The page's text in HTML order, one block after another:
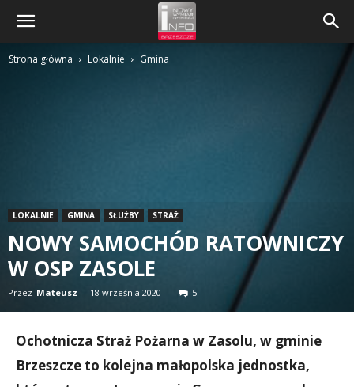
Strona główna Lokalnie Gmina
LOKALNIE GMINA SŁUŻBY STRAŻ
NOWY SAMOCHÓD RATOWNICZY
W OSP ZASOLE
Przez Mateusz - 18 września 2020 5
Ochotnicza Straż Pożarna w Zasolu, w gminie
Brzeszcze to kolejna małopolska jednostka,